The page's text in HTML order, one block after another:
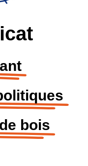
bois